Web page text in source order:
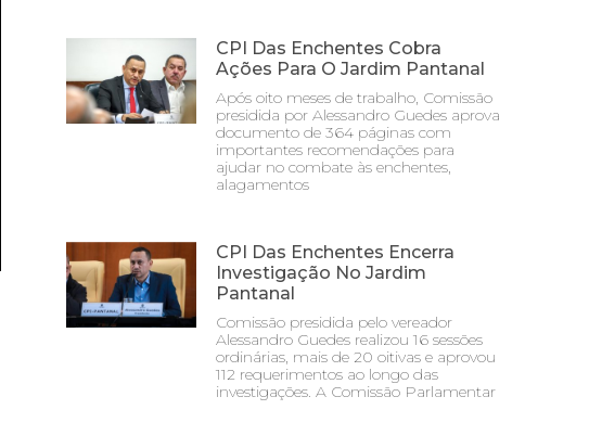
CPI Das Enchentes Cobra
Ações Para O Jardim Pantanal
Após oito meses de trabalho, Comissão
presidida por Alessandro Guedes aprova
documento de 364 páginas com
importantes recomendações para
ajudar no combate às enchentes,
alagamentos
CPI Das Enchentes Encerra
Investigação No Jardim
Pantanal
Comissão presidida pelo vereador
Alessandro Guedes realizou 16 sessões
ordinárias, mais de 20 oitivas e aprovou
112 requerimentos ao longo das
investigações. A Comissão Parlamentar